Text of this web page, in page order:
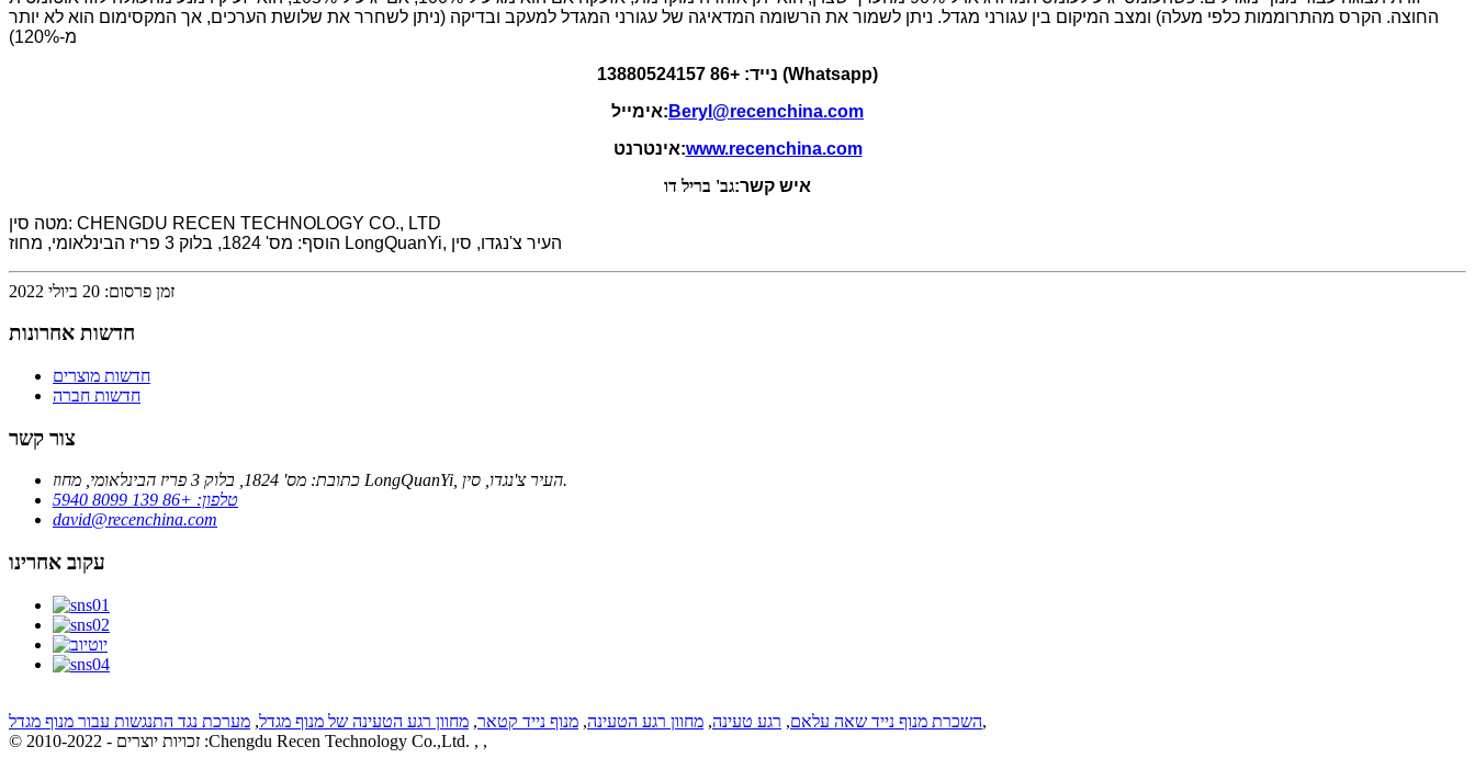
החוצה. הקרס מהתרוממות כלפי מעלה) ומצב המיקום בין עגורני מגדל. ניתן לשמור את הרשומה המדאיגה של עגורני המגדל למעקב ובדיקה (ניתן לשחרר את שלושת הערכים, אך המקסימום הוא לא יותר
מ-120%)
נייד: +86 13880524157 (Whatsapp)
אימייל: Beryl@recenchina.com
אינטרנט:www.recenchina.com
איש קשר:גב' בריל דו
מטה סין: CHENGDU RECEN TECHNOLOGY CO., LTD
הוסף: מס' 1824, בלוק 3 פריז הבינלאומי, מחוז LongQuanYi, העיר צ'נגדו, סין
זמן פרסום: 20 ביולי 2022
חדשות אחרונות
חדשות מוצרים
חדשות חברה
צור קשר
כתובת: מס' 1824, בלוק 3 פריז הבינלאומי, מחוז LongQuanYi, העיר צ'נגדו, סין.
טלפון: +86 139 8099 5940
david@recenchina.com
עקוב אחרינו
השכרת מנוף נייד שאה עלאם, רגע טעינה, מחוון רגע הטעינה, מנוף נייד קטאר, מחוון רגע הטעינה של מנוף מגדל, מערכת נגד התנגשות עבור מנוף מגדל
,
© זכויות יוצרים - 2010-2022 :Chengdu Recen Technology Co.,Ltd. , ,